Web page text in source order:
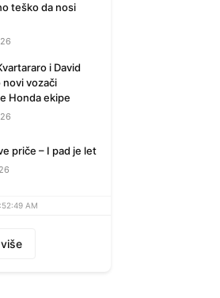
teško da nosi
i David
novi vozači
Honda ekipe
priče – I pad je let
AM